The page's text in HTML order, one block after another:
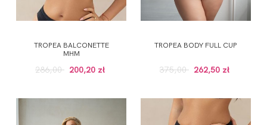
TROPEA BALCONETTE
MHM
286,00 200,20 zł
TROPEA BODY FULL CUP
375,00 262,50 zł